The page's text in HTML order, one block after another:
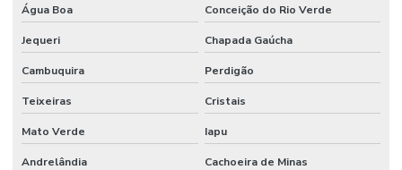
Água Boa Conceição do Rio Verde
Jequeri Chapada Gaúcha
Cambuquira Perdigão
Teixeiras Cristais
Mato Verde Iapu
Andrelândia Cachoeira de Minas